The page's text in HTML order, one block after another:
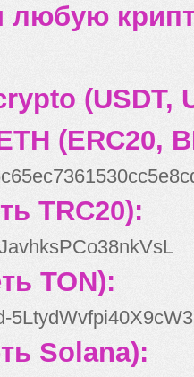
(USDT,
(ERC20,
TRC20):
TON):
Solana):